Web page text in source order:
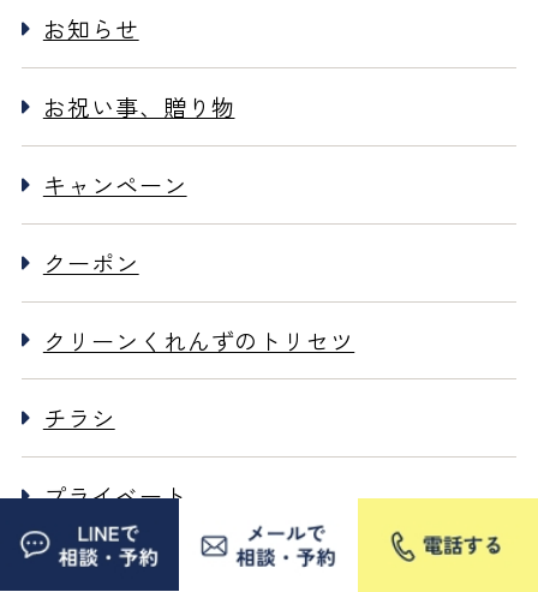
お知らせ
お祝い事、贈り物
キャンペーン
クーポン
クリーンくれんずのトリセツ
チラシ
プライベート
よくある質問（FAQ）